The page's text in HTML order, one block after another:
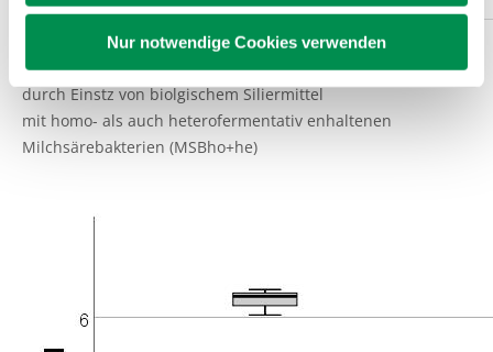
Nur notwendige Cookies verwenden
Veränderung des Fruktangehalts bei frischem Gras (AM)
durch Einstz von biolgischem Siliermittel
mit homo- als auch heterofermentativ enhaltenen
Milchsärebakterien (MSBho+he)